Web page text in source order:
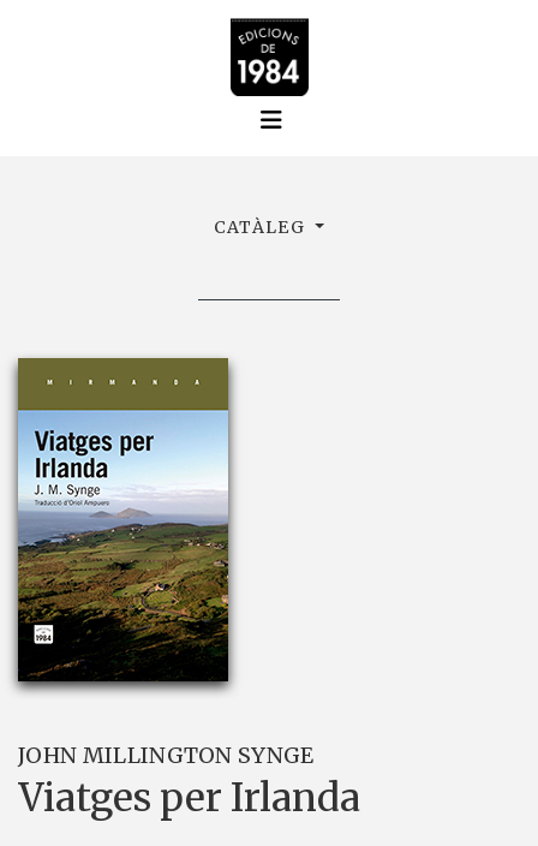
CATÀLEG
JOHN MILLINGTON SYNGE
Viatges per Irlanda